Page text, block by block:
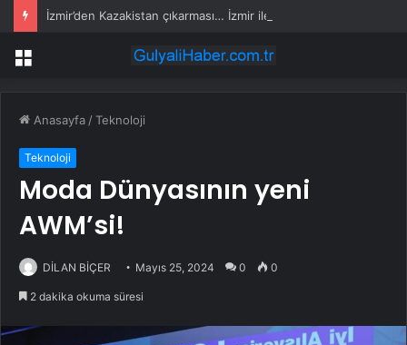
Menü
Anasayfa /Teknoloji
Teknoloji
Moda Dünyasının yeni
AWM’si!
DİLAN BİÇER Mayıs 25, 2024 0 0
2 dakika okuma süresi